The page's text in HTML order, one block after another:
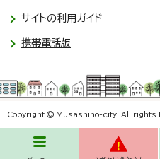
サイトの利用ガイド
携帯電話版
Copyright © Musashino-city. All rights